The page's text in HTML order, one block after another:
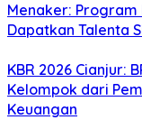
Menaker: Program
Dapatkan Talenta
KBR 2026 Cianjur:
Kelompok dari
Keuangan